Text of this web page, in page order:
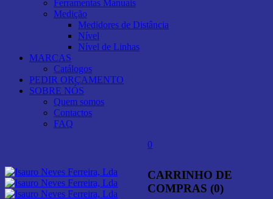
Ferramentas Manuais
Medição
Medidores de Distância
Nível
Nível de Linhas
MARCAS
Catálogos
PEDIR ORÇAMENTO
SOBRE NÓS
Quem somos
Contactos
FAQ
0
CARRINHO DE
COMPRAS (0)